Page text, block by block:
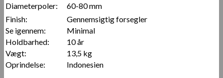
Diameterpoler:
60-80 mm
Finish:
Gennemsigtig forsegler
Se igennem:
Minimal
Holdbarhed:
10 år
Vægt:
13,5 kg
Oprindelse:
Indonesien